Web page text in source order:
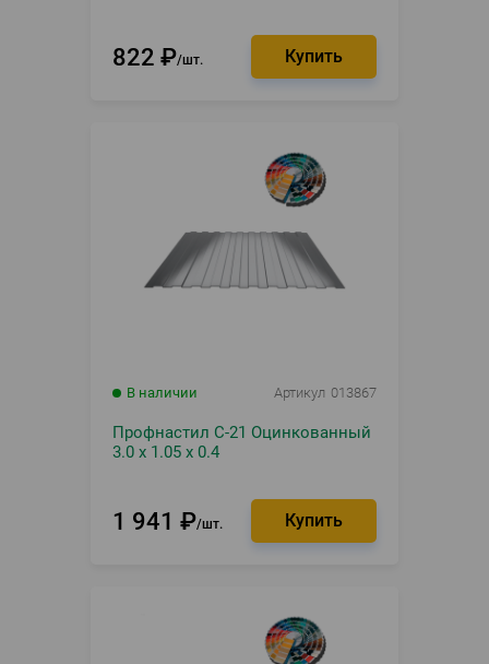
822 ₽ шт.
В наличии Артикул 013867
Профнастил С-21 Оцинкованный
3.0 х 1.05 х 0.4
1 941 ₽ шт.